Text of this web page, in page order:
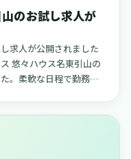
のお試し求人が
求人が公開されました
悠々ハウス名東引山の
。柔軟な日程で勤務で